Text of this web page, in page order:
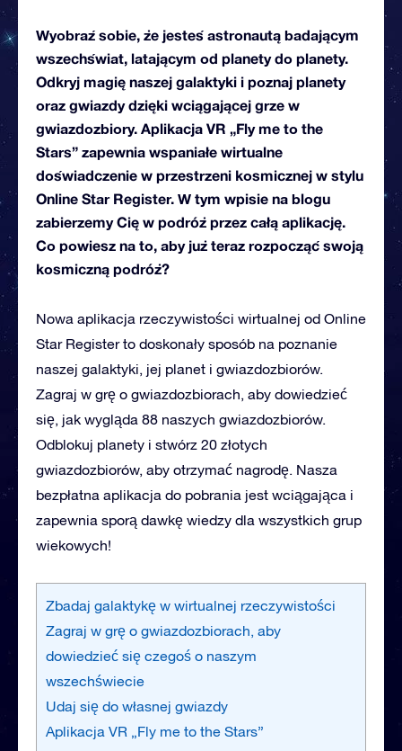
Wyobraź sobie, że jesteś astronautą badającym
wszechświat, latającym od planety do planety.
Odkryj magię naszej galaktyki i poznaj planety
oraz gwiazdy dzięki wciągającej grze w
gwiazdozbiory. Aplikacja VR „Fly me to the
Stars” zapewnia wspaniałe wirtualne
doświadczenie w przestrzeni kosmicznej w stylu
Online Star Register. W tym wpisie na blogu
zabierzemy Cię w podróż przez całą aplikację.
Co powiesz na to, aby już teraz rozpocząć swoją
kosmiczną podróż?
Nowa aplikacja rzeczywistości wirtualnej od Online
Star Register to doskonały sposób na poznanie
naszej galaktyki, jej planet i gwiazdozbiorów.
Zagraj w grę o gwiazdozbiorach, aby dowiedzieć
się, jak wygląda 88 naszych gwiazdozbiorów.
Odblokuj planety i stwórz 20 złotych
gwiazdozbiorów, aby otrzymać nagrodę. Nasza
bezpłatna aplikacja do pobrania jest wciągająca i
zapewnia sporą dawkę wiedzy dla wszystkich grup
wiekowych!
Zbadaj galaktykę w wirtualnej rzeczywistości
Zagraj w grę o gwiazdozbiorach, aby
dowiedzieć się czegoś o naszym
wszechświecie
Udaj się do własnej gwiazdy
Aplikacja VR „Fly me to the Stars”